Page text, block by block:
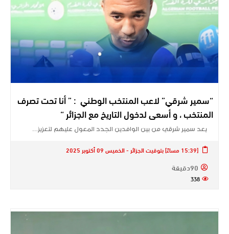
“سمير شرقي” لاعب المنتخب الوطني : ” أنا تحت تصرف
المنتخب ، و أسعى لدخول التاريخ مع الجزائر “
يعد سمير شرقي من بين الوافدين الجدد المعول عليهم لتعزيز…
[15:39 مساءً] بتوقيت الجزائر - الخميس 09 أكتوبر 2025
90دقيقة
338